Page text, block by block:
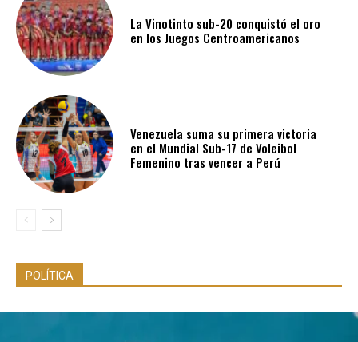
La Vinotinto sub-20 conquistó el oro
en los Juegos Centroamericanos
Venezuela suma su primera victoria
en el Mundial Sub-17 de Voleibol
Femenino tras vencer a Perú
POLÍTICA